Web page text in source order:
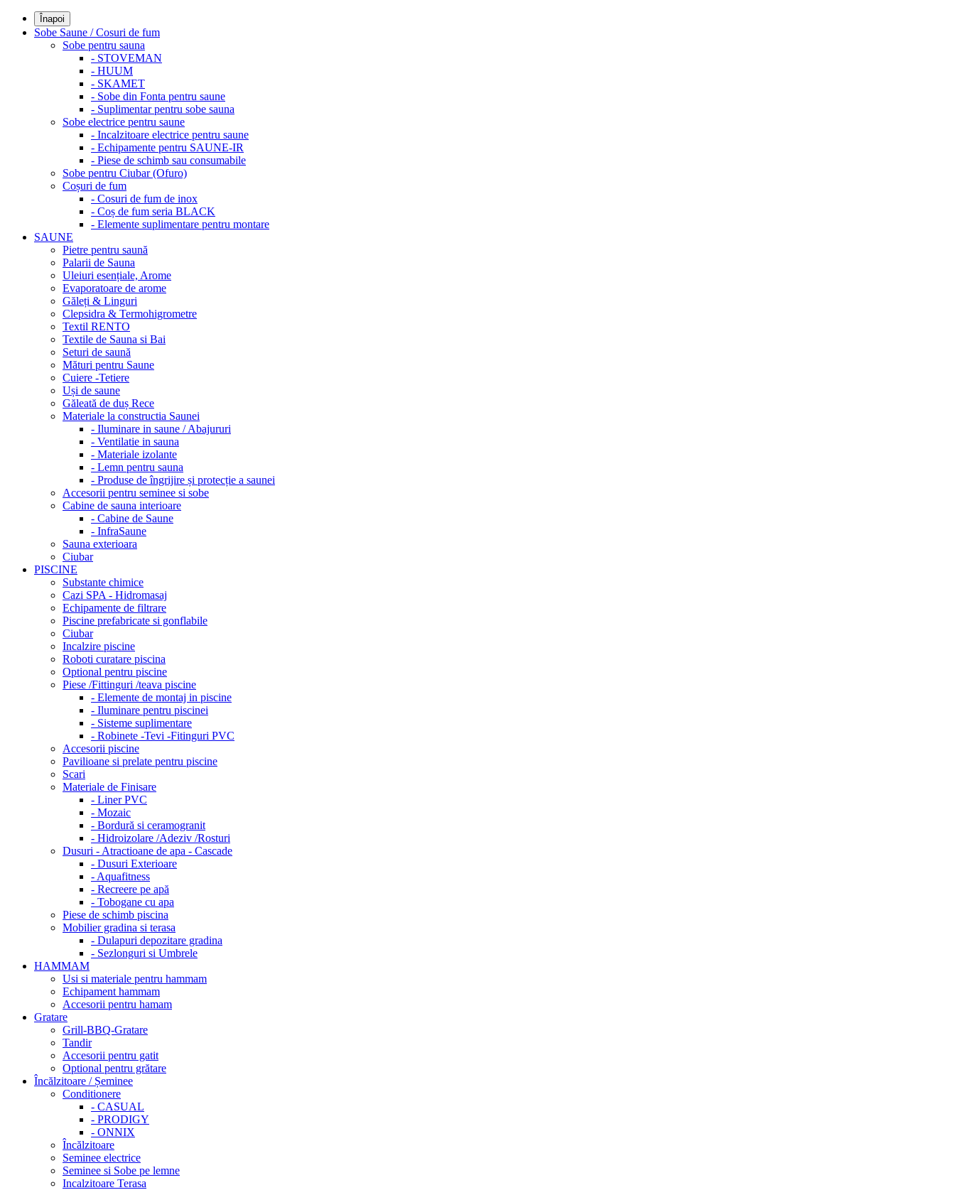
Înapoi
Sobe Saune / Cosuri de fum
Sobe pentru sauna
- STOVEMAN
- HUUM
- SKAMET
- Sobe din Fonta pentru saune
- Suplimentar pentru sobe sauna
Sobe electrice pentru saune
- Incalzitoare electrice pentru saune
- Echipamente pentru SAUNE-IR
- Piese de schimb sau consumabile
Sobe pentru Ciubar (Ofuro)
Coșuri de fum
- Cosuri de fum de inox
- Coș de fum seria BLACK
- Elemente suplimentare pentru montare
SAUNE
Pietre pentru saună
Palarii de Sauna
Uleiuri esențiale, Arome
Evaporatoare de arome
Găleți & Linguri
Clepsidra & Termohigrometre
Textil RENTO
Textile de Sauna si Bai
Seturi de saună
Mături pentru Saune
Cuiere -Tetiere
Uși de saune
Găleată de duș Rece
Materiale la constructia Saunei
- Iluminare in saune / Abajururi
- Ventilatie in sauna
- Materiale izolante
- Lemn pentru sauna
- Produse de îngrijire și protecție a saunei
Accesorii pentru seminee si sobe
Cabine de sauna interioare
- Cabine de Saune
- InfraSaune
Sauna exterioara
Ciubar
PISCINE
Substante chimice
Cazi SPA - Hidromasaj
Echipamente de filtrare
Piscine prefabricate si gonflabile
Ciubar
Incalzire piscine
Roboti curatare piscina
Optional pentru piscine
Piese /Fittinguri /teava piscine
- Elemente de montaj in piscine
- Iluminare pentru piscinei
- Sisteme suplimentare
- Robinete -Tevi -Fitinguri PVC
Accesorii piscine
Pavilioane si prelate pentru piscine
Scari
Materiale de Finisare
- Liner PVC
- Mozaic
- Bordură si ceramogranit
- Hidroizolare /Adeziv /Rosturi
Dusuri - Atractioane de apa - Cascade
- Dusuri Exterioare
- Aquafitness
- Recreere pe apă
- Tobogane cu apa
Piese de schimb piscina
Mobilier gradina si terasa
- Dulapuri depozitare gradina
- Sezlonguri si Umbrele
HAMMAM
Usi si materiale pentru hammam
Echipament hammam
Accesorii pentru hamam
Gratare
Grill-BBQ-Gratare
Tandir
Accesorii pentru gatit
Optional pentru grătare
Încălzitoare / Șeminee
Conditionere
- CASUAL
- PRODIGY
- ONNIX
Încălzitoare
Seminee electrice
Seminee si Sobe pe lemne
Incalzitoare Terasa